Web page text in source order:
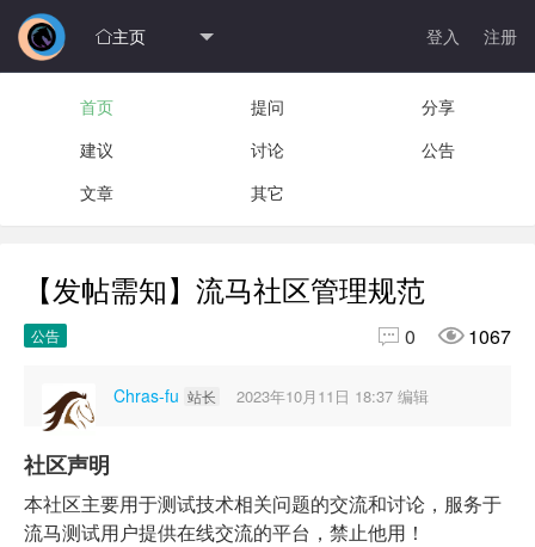
主页 登入 注册
首页 提问
分享
建议
讨论
公告
文章
其它
【发帖需知】流马社区管理规范
公告  0 1067
Chras-fu 站长 2023年10月11日 18:37 编辑
社区声明
本社区主要用于测试技术相关问题的交流和讨论，服务于
流马测试用户提供在线交流的平台，禁止他用！